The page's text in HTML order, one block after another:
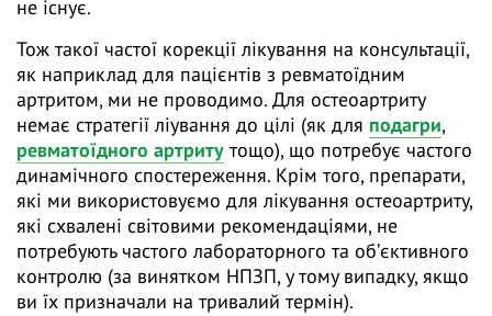
не існує.
Тож такої частої корекції лікування на консультації,
як наприклад для пацієнтів з ревматоїдним
артритом, ми не проводимо. Для остеоартриту
немає стратегії ліування до цілі (як для подагри,
ревматоїдного артриту тощо), що потребує частого
динамічного спостереження. Крім того, препарати,
які ми використовуємо для лікування остеоартриту,
які схвалені світовими рекомендаціями, не
потребують частого лабораторного та обʼєктивного
контролю (за винятком НПЗП, у тому випадку, якщо
ви їх призначали на тривалий термін).